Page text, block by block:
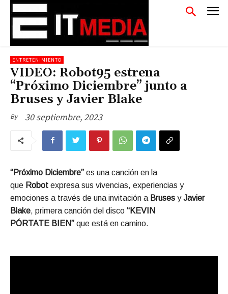
ENTRETENIMIENTO
VIDEO: Robot95 estrena
“Próximo Diciembre” junto a
Bruses y Javier Blake
By 30 septiembre, 2023
“Próximo Diciembre” es una canción en la
que Robot expresa sus vivencias, experiencias y
emociones a través de una invitación a Bruses yJavier
Blake, primera canción del disco “KEVIN
PÓRTATE BIEN” que está en camino.